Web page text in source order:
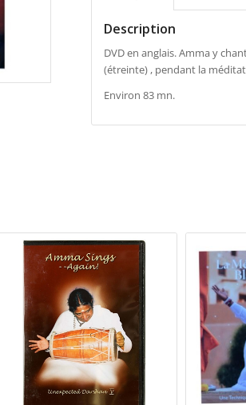
Description
DVD en anglais. Amma y
(étreinte) , pendant la
Environ 83 mn.